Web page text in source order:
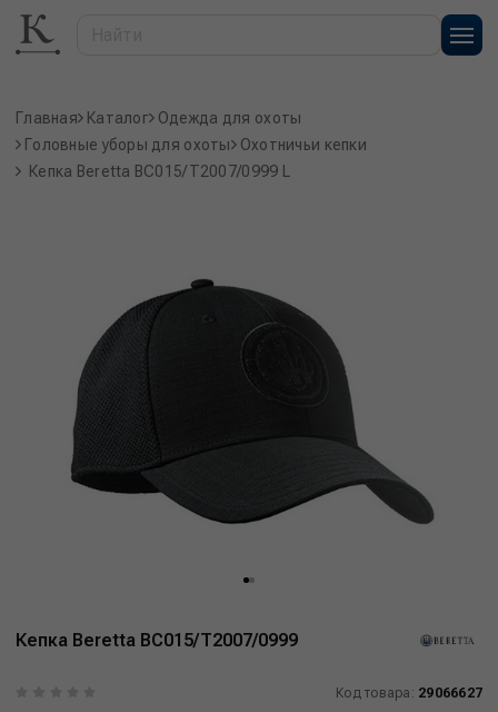
Главная Каталог Одежда для охоты
Головные уборы для охоты
Охотничьи кепки
Кепка Beretta BC015/T2007/0999 L
Кепка Beretta BC015/T2007/0999
Код товара: 29066627